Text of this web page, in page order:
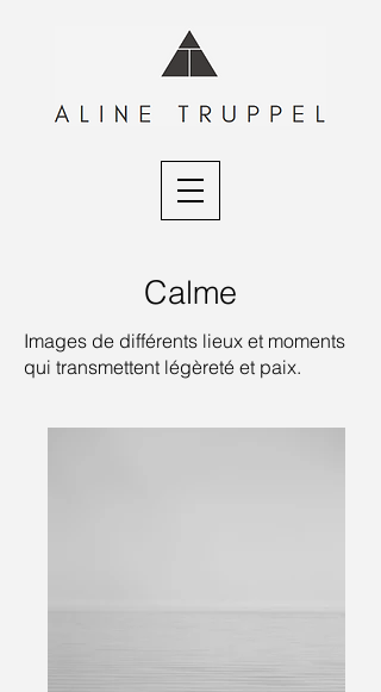
Calme
Images de différents lieux et moments
qui transmettent légèreté et paix.